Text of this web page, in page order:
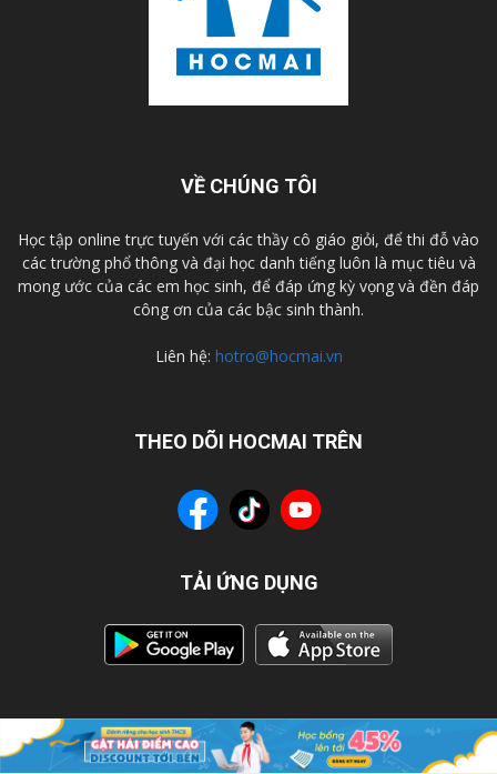
VỀ CHÚNG TÔI
Học tập online trực tuyến với các thầy cô giáo giỏi, để thi đỗ vào
các trường phổ thông và đại học danh tiếng luôn là mục tiêu và
mong ước của các em học sinh, để đáp ứng kỳ vọng và đền đáp
công ơn của các bậc sinh thành.
Liên hệ: hotro@hocmai.vn
THEO DÕI HOCMAI TRÊN
TẢI ỨNG DỤNG
© Bản quyền 2021 bởi HOCMAI